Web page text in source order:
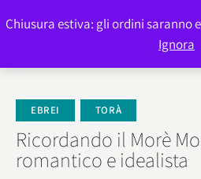
EBREI TORÀ
Ricordando il Morè
romantico e idealista
Chiusura estiva: gli ordini saranno
Ignora